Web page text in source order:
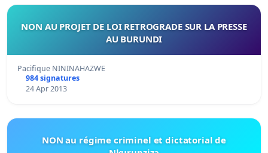
NON AU PROJET DE LOI RETROGRADE SUR LA PRESSE
AU BURUNDI
Pacifique NININAHAZWE
984 signatures
24 Apr 2013
NON au régime criminel et dictatorial de